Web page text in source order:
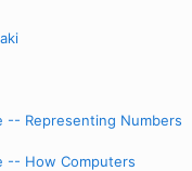
-- Representing Numbers
-- How Computers